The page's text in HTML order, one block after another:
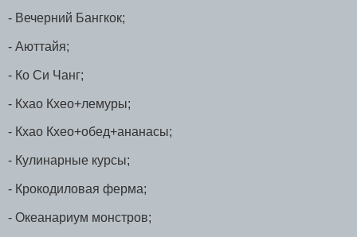
- Вечерний Бангкок;
- Аюттайя;
- Ко Си Чанг;
- Кхао Кхео+лемуры;
- Кхао Кхео+обед+ананасы;
- Кулинарные курсы;
- Крокодиловая ферма;
- Океанариум монстров;